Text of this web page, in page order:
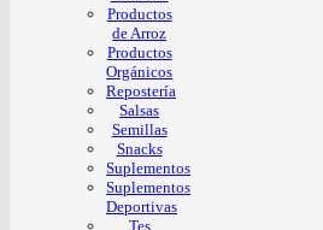
Productos
de Arroz
Productos
Orgánicos
Repostería
Salsas
Semillas
Snacks
Suplementos
Suplementos
Deportivas
Tes